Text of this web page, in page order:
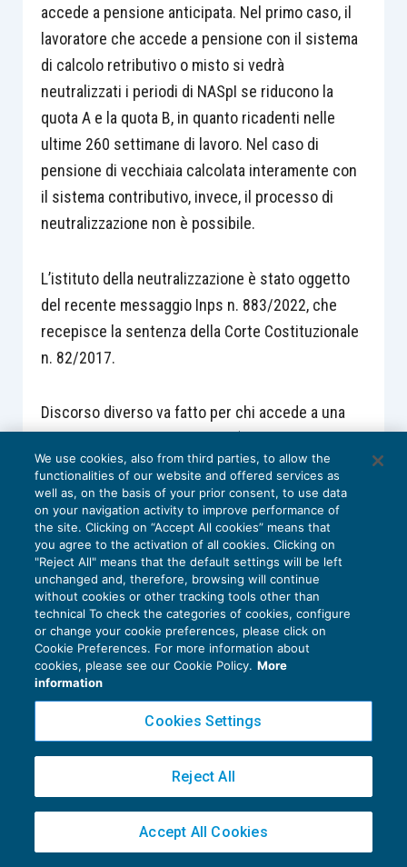
accede a pensione anticipata. Nel primo caso, il
lavoratore che accede a pensione con il sistema
di calcolo retributivo o misto si vedrà
neutralizzati i periodi di NASpI se riducono la
quota A e la quota B, in quanto ricadenti nelle
ultime 260 settimane di lavoro. Nel caso di
pensione di vecchiaia calcolata interamente con
il sistema contributivo, invece, il processo di
neutralizzazione non è possibile.
L’istituto della neutralizzazione è stato oggetto
del recente messaggio Inps n. 883/2022, che
recepisce la sentenza della Corte Costituzionale
n. 82/2017.
Discorso diverso va fatto per chi accede a una
100, Opzione donna, etc.), in quanto le settimane
di NASpI non devono essere necessarie al
raggiungimento del diritto a pensione. Il
processo di neutralizzazione, infatti, permette di
non considerare le retribuzioni penalizzanti, ma,
allo stesso tempo, elimina anche le equivalenti
settimane al diritto a pensione.
Per ovviare a questo problema è necessario aver
maturato un numero di settimane utili più elevato
rispetto al requisito richiesto ed equivalente al
periodo di NASpI stesso.
We use cookies, also from third parties, to allow the
functionalities of our website and offered services as
well as, on the basis of your prior consent, to use data
on your navigation activity to improve performance of
the site. Clicking on “Accept All cookies” means that
you agree to the activation of all cookies. Clicking on
"Reject All" means that the default settings will be left
unchanged and, therefore, browsing will continue
without cookies or other tracking tools other than
technical To check the categories of cookies, configure
or change your cookie preferences, please click on
Cookie Preferences. For more information about
cookies, please see our Cookie Policy. More
information
Cookies Settings
Reject All
Accept All Cookies